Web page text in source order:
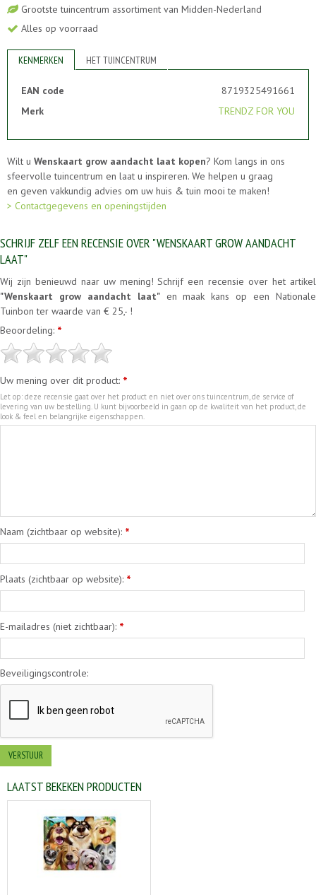
Grootste tuincentrum assortiment van Midden-Nederland
Alles op voorraad
KENMERKEN HET TUINCENTRUM
EAN code
8719325491661
Merk
TRENDZ FOR YOU
Wilt u Wenskaart grow aandacht laat kopen? Kom langs in ons
sfeervolle tuincentrum en laat u inspireren. We helpen u graag
en geven vakkundig advies om uw huis & tuin mooi te maken!
> Contactgegevens en openingstijden
SCHRIJF ZELF EEN RECENSIE OVER "WENSKAART GROW AANDACHT
LAAT"
Wij zijn benieuwd naar uw mening! Schrijf een recensie over het artikel
"Wenskaart grow aandacht laat"en maak kans op een Nationale
Tuinbon ter waarde van € 25,- !
Beoordeling: *
Uw mening over dit product: *
Let op: deze recensie gaat over het product en niet over ons tuincentrum, de service of
levering van uw bestelling. U kunt bijvoorbeeld in gaan op de kwaliteit van het product, de
look & feel en belangrijke eigenschappen.
Naam (zichtbaar op website): *
Plaats (zichtbaar op website): *
E-mailadres (niet zichtbaar): *
Beveiligingscontrole:
LAATST BEKEKEN PRODUCTEN